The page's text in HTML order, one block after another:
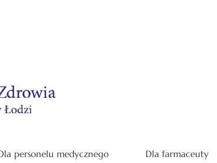
personelu medycznego Dla farmaceuty